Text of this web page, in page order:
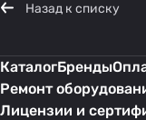
Назад к списку
КаталогБренды
Ремонт
Лицензии и